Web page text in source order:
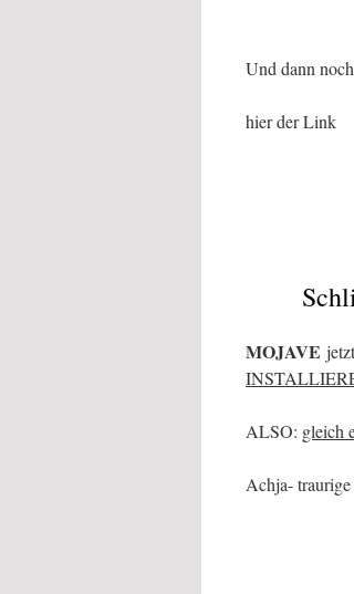
Und dann
hier der Link
MOJAVE
ALSO: gleich
Achja-